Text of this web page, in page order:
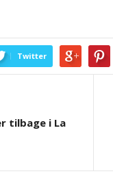
Twitter
tilbage i La